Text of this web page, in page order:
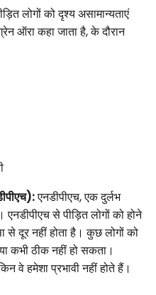
लोगों को दृश्य असामान्यताएं
ऑरा कहा जाता है, के दौरान
एनडीपीएच, एक दुर्लभ
से पीड़ित लोगों को होने
से दूर नहीं होता है। कुछ लोगों को
कभी ठीक नहीं हो सकता।
वे हमेशा प्रभावी नहीं होते हैं।